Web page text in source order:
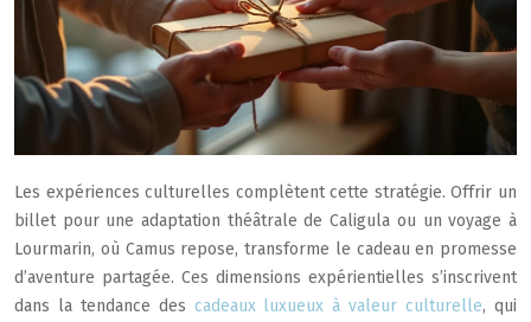
Les expériences culturelles complètent cette stratégie. Offrir un
billet pour une adaptation théâtrale de Caligula ou un voyage à
Lourmarin, où Camus repose, transforme le cadeau en promesse
d’aventure partagée. Ces dimensions expérientielles s’inscrivent
dans la tendance des cadeaux luxueux à valeur culturelle, qui